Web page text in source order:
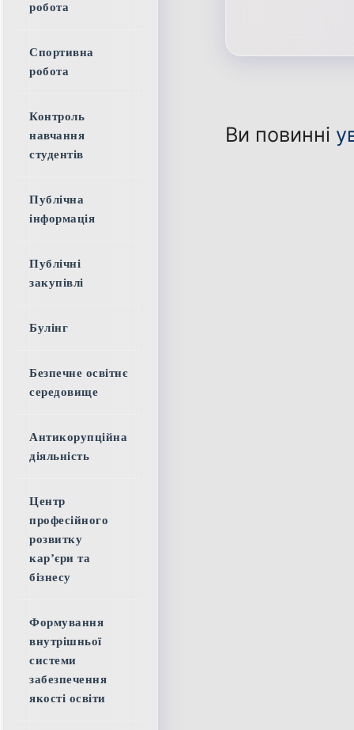
Ви повинні
робота
Спортивна
робота
Контроль
навчання
студентів
Публічна
інформація
Публічні
закупівлі
Булінг
Безпечне освітнє
середовище
Антикорупційна
діяльність
Центр
професійного
розвитку
кар’єри та
бізнесу
Формування
внутрішньої
системи
забезпечення
якості освіти